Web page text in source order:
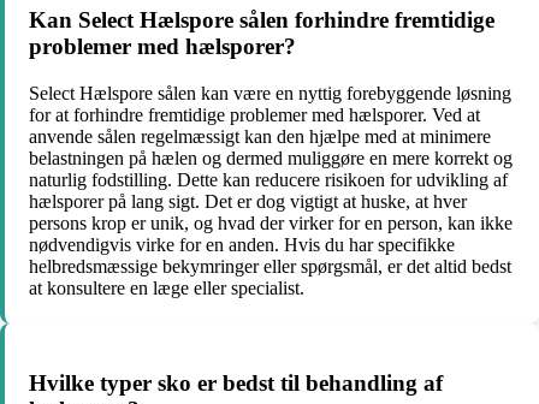
Kan Select Hælspore sålen forhindre fremtidige
problemer med hælsporer?
Select Hælspore sålen kan være en nyttig forebyggende løsning
for at forhindre fremtidige problemer med hælsporer. Ved at
anvende sålen regelmæssigt kan den hjælpe med at minimere
belastningen på hælen og dermed muliggøre en mere korrekt og
naturlig fodstilling. Dette kan reducere risikoen for udvikling af
hælsporer på lang sigt. Det er dog vigtigt at huske, at hver
persons krop er unik, og hvad der virker for en person, kan ikke
nødvendigvis virke for en anden. Hvis du har specifikke
helbredsmæssige bekymringer eller spørgsmål, er det altid bedst
at konsultere en læge eller specialist.
Hvilke typer sko er bedst til behandling af